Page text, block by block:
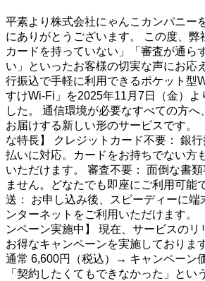
平素より株式会社にゃんこカンパニー
にありがとうございます。 この度、弊
カードを持っていない」「審査が通ら
い」といったお客様の切実な声にお応
行振込で手軽に利用できるポケット型
すけWi-Fi」を2025年11月7日（金）よ
した。 通信環境が必要なすべての方へ
お届けする新しい形のサービスです。
な特長】 クレジットカード不要： 銀
払いに対応。カードをお持ちでない方
いただけます。 審査不要： 面倒な書
ません。どなたでも即座にご利用可能
送： お申し込み後、スピーディーに端
ンターネットをご利用いただけます。
ンペーン実施中】 現在、サービスのリ
お得なキャンペーンを実施しておりま
通常 6,600円（税込）→ キャンペーン
「契約したくてもできなかった」とい